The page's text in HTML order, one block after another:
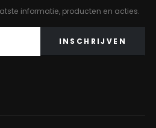
informatie, producten en acties.